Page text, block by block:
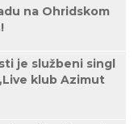
na Ohridskom
je službeni singl
klub Azimut